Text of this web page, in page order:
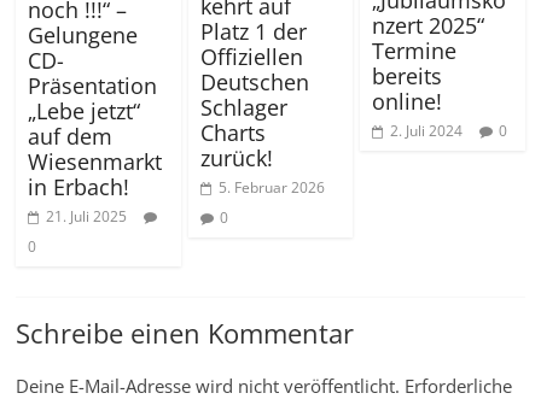
noch !!!“ –
Gelungene
CD-
Präsentation
„Lebe jetzt“
auf dem
Wiesenmarkt
in Erbach!
21. Juli 2025
0
kehrt auf
Platz 1 der
Offiziellen
Deutschen
Schlager
Charts
zurück!
5. Februar 2026
0
nzert 2025“
Termine
bereits
online!
2. Juli 2024 0
Schreibe einen Kommentar
Deine E-Mail-Adresse wird nicht veröffentlicht. Erforderliche